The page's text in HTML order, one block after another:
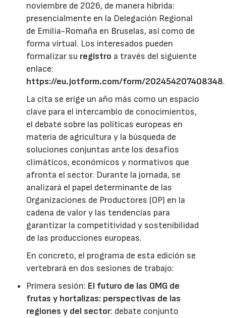
noviembre de 2026, de manera híbrida:
presencialmente en la Delegación Regional
de Emilia-Romaña en Bruselas, así como de
forma virtual. Los interesados pueden
formalizar su registro a través del siguiente
enlace:
https://eu.jotform.com/form/202454207408348.
La cita se erige un año más como un espacio
clave para el intercambio de conocimientos,
el debate sobre las políticas europeas en
materia de agricultura y la búsqueda de
soluciones conjuntas ante los desafíos
climáticos, económicos y normativos que
afronta el sector. Durante la jornada, se
analizará el papel determinante de las
Organizaciones de Productores (OP) en la
cadena de valor y las tendencias para
garantizar la competitividad y sostenibilidad
de las producciones europeas.
En concreto, el programa de esta edición se
vertebrará en dos sesiones de trabajo:
Primera sesión: El futuro de las OMG de
frutas y hortalizas: perspectivas de las
regiones y del sector: debate conjunto